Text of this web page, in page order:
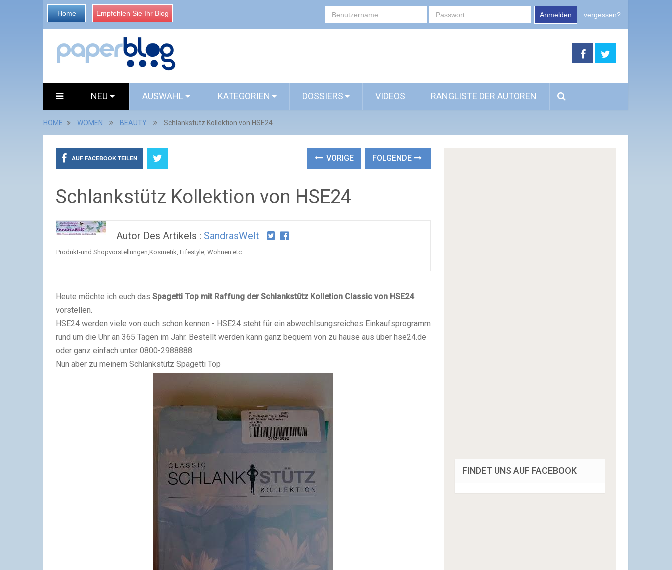
Home Empfehlen Sie Ihr Blog Anmelden vergessen?
NEU AUSWAHL KATEGORIEN DOSSIERS VIDEOS RANGLISTE DER AUTOREN
HOME WOMEN BEAUTY Schlankstütz Kollektion von HSE24
AUF FACEBOOK TEILEN VORIGE FOLGENDE
Schlankstütz Kollektion von HSE24
Autor Des Artikels : SandrasWelt
Produkt-und Shopvorstellungen,Kosmetik, Lifestyle, Wohnen etc.
Heute möchte ich euch das Spagetti Top mit Raffung der Schlankstütz Kolletion Classic von HSE24
vorstellen.
HSE24 werden viele von euch schon kennen - HSE24 steht für ein abwechlsungsreiches Einkaufsprogramm
rund um die Uhr an 365 Tagen im Jahr. Bestellt werden kann ganz bequem von zu hause aus über hse24.de
oder ganz einfach unter 0800-2988888.
Nun aber zu meinem Schlankstütz Spagetti Top
FINDET UNS AUF FACEBOOK